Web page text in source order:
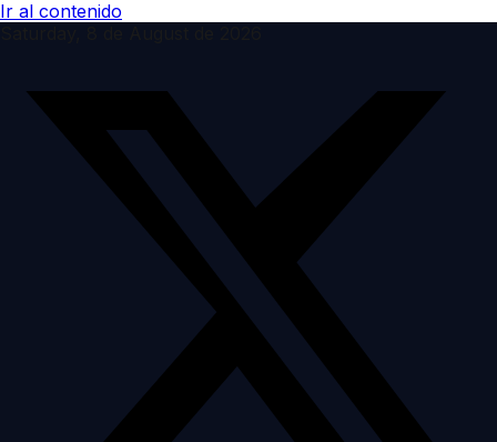
Ir al contenido